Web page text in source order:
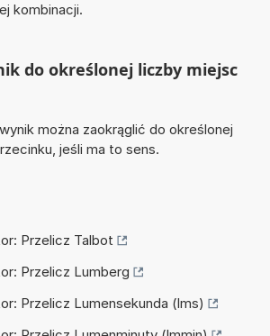
kombinacji.
do określonej liczby miejsc
można zaokrąglić do określonej
jeśli ma to sens.
Przelicz Talbot
Przelicz Lumberg
Przelicz Lumensekunda (lms)